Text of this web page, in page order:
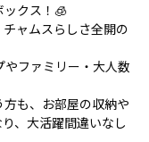
ックス！🧊
ャムスらしさ全開の
ファミリー・大人数
も、お部屋の収納や
、大活躍間違いなし